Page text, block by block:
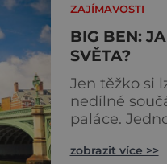
ZAJÍMAVOSTI
BIG BEN:
SVĚTA?
Jen těžko si
nedílné
paláce.
srpna roku
zobrazit více >>